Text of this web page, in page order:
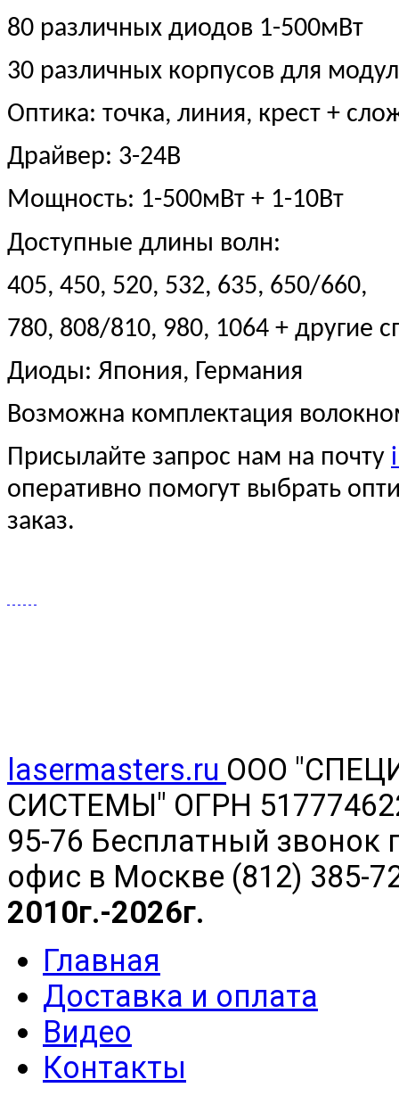
80 различных диодов 1-500мВт
30 различных корпусов для
Оптика: точка, линия, крест +
Драйвер: 3-24В
Мощность: 1-500мВт + 1-10Вт
Доступные длины волн:
405, 450, 520, 532, 635, 650/660,
780, 808/810, 980, 1064 + другие
Диоды: Япония, Германия
Возможна комплектация
Присылайте запрос нам на почту
оперативно помогут выбрать
заказ.
lasermasters.ru ООО "
СИСТЕМЫ" ОГРН
95-76 Бесплатный звонок
офис в Москве (812) 385-
2010г.-2026г.
Главная
Доставка и оплата
Видео
Контакты